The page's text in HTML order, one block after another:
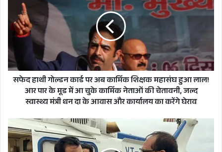
अपने शहीद पति का शव मिलने की सूचना पाकर उनकी
पत्नी और दोनों बेटियों का 38 साल पुराना जख्म हरा हो
गया और तब से शहीद के पार्थिव शरीर के इंतजार में
गोल्डन
कार्ड
पर
अब
कार्मिक
शिक्षक
महासंघ
हुआ
के
मूड
में
सफेद हाथी गोल्डन कार्ड पर अब कार्मिक शिक्षक महासंघ हुआ लाल!
आर पार के मूड में आ चुके कार्मिक नेताओं की चेतावनी, जल्द
स्वास्थ्य मंत्री धन दा के आवास और कार्यालय का करेंगे घेराव
तो
BJP